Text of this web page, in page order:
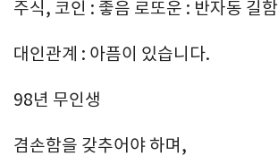
주식, 코인 : 좋음 로또운 : 반자동 길함
대인관계 : 아픔이 있습니다.
98년 무인생
겸손함을 갖추어야 하며,